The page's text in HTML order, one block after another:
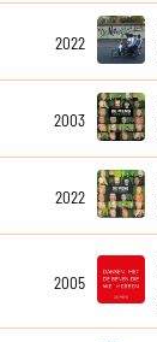
2022
2003
2022
2005